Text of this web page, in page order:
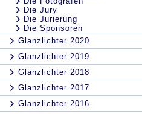
Die Jury
Die Jurierung
Die Sponsoren
Glanzlichter 2020
Glanzlichter 2019
Glanzlichter 2018
Glanzlichter 2017
Glanzlichter 2016